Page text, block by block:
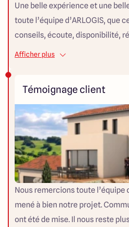
Une belle expérience et une
toute l’équipe d’ARLOGIS, que
conseils, écoute, disponibilité,
merci à tous les artisans pour
Afficher plus
Témoignage client
Nous remercions toute l’équipe
mené à bien notre projet.
ont été de mise. Il nous reste